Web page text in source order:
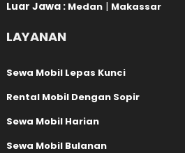
Luar Jawa : Medan | Makassar
LAYANAN
Sewa Mobil Lepas Kunci
Rental Mobil Dengan Sopir
Sewa Mobil Harian
Sewa Mobil Bulanan